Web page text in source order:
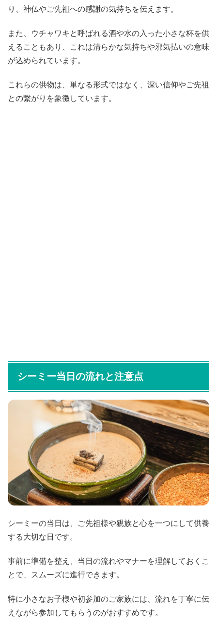
り、神仏やご先祖への感謝の気持ちを伝えます。
また、ウチャワキと呼ばれる酒や水の入った小さな杯を供
えることもあり、これは清らかな気持ちや邪気払いの意味
が込められています。
これらの供物は、単なる形式ではなく、深い信仰やご先祖
との繋がりを象徴しています。
シーミー当日の流れと注意点
シーミーの当日は、ご先祖様や親族と心を一つにして供養
する大切な日です。
事前に準備を整え、当日の流れやマナーを理解しておくこ
とで、スムーズに進行できます。
特に小さなお子様や初参加のご家族には、流れを丁寧に伝
えながら参加してもらうのがおすすめです。